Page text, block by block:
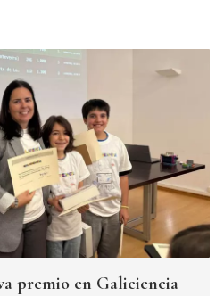
premio en Galiciencia